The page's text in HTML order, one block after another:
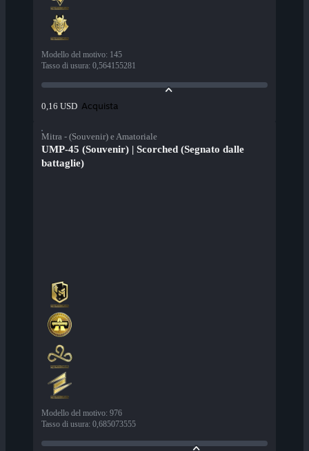
Modello del motivo: 145
Tasso di usura: 0,564155281
0,16 USD Acquista
Mitra - (Souvenir) e Amatoriale
UMP-45 (Souvenir) | Scorched (Segnato dalle
battaglie)
Modello del motivo: 976
Tasso di usura: 0,685073555